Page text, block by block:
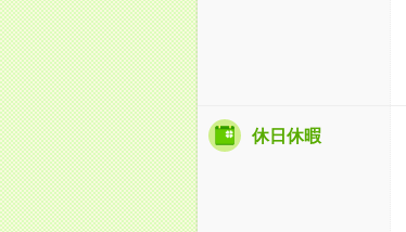
休日休暇